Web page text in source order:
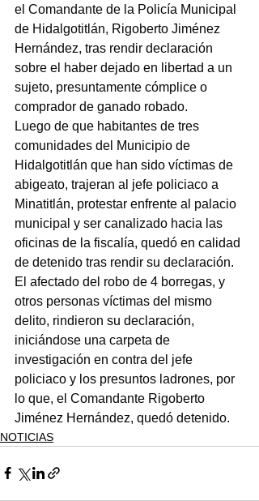
el Comandante de la Policía Municipal
de Hidalgotitlán, Rigoberto Jiménez
Hernández, tras rendir declaración
sobre el haber dejado en libertad a un
sujeto, presuntamente cómplice o
comprador de ganado robado.
Luego de que habitantes de tres
comunidades del Municipio de
Hidalgotitlán que han sido víctimas de
abigeato, trajeran al jefe policiaco a
Minatitlán, protestar enfrente al palacio
municipal y ser canalizado hacia las
oficinas de la fiscalía, quedó en calidad
de detenido tras rendir su declaración.
El afectado del robo de 4 borregas, y
otros personas víctimas del mismo
delito, rindieron su declaración,
iniciándose una carpeta de
investigación en contra del jefe
policiaco y los presuntos ladrones, por
lo que, el Comandante Rigoberto
Jiménez Hernández, quedó detenido.
NOTICIAS